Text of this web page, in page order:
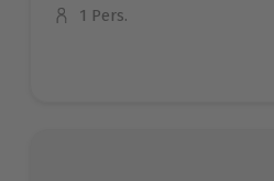
Anzahl der Teilnehmer
1 Pers.